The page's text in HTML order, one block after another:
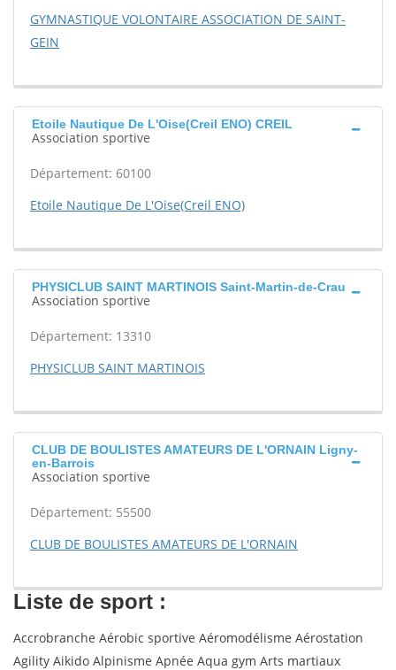
GYMNASTIQUE VOLONTAIRE ASSOCIATION DE SAINT-
GEIN
Etoile Nautique De L'Oise(Creil ENO) CREIL
Association sportive
Département: 60100
Etoile Nautique De L'Oise(Creil ENO)
PHYSICLUB SAINT MARTINOIS Saint-Martin-de-Crau
Association sportive
Département: 13310
PHYSICLUB SAINT MARTINOIS
CLUB DE BOULISTES AMATEURS DE L'ORNAIN Ligny-
en-Barrois
Association sportive
Département: 55500
CLUB DE BOULISTES AMATEURS DE L'ORNAIN
Liste de sport :
Accrobranche Aérobic sportive Aéromodélisme Aérostation
Agility Aikido Alpinisme Apnée Aqua gym Arts martiaux